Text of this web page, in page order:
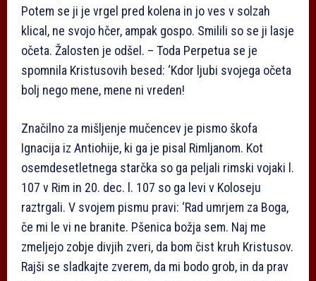
Potem se ji je vrgel pred kolena in jo ves v solzah
klical, ne svojo hčer, ampak gospo. Smilili so se ji lasje
očeta. Žalosten je odšel. – Toda Perpetua se je
spomnila Kristusovih besed: ‘Kdor ljubi svojega očeta
bolj nego mene, mene ni vreden!
Značilno za mišljenje mučencev je pismo škofa
Ignacija iz Antiohije, ki ga je pisal Rimljanom. Kot
osemdesetletnega starčka so ga peljali rimski vojaki l.
107 v Rim in 20. dec. l. 107 so ga levi v Koloseju
raztrgali. V svojem pismu pravi: ‘Rad umrjem za Boga,
če mi le vi ne branite. Pšenica božja sem. Naj me
zmeljejo zobje divjih zveri, da bom čist kruh Kristusov.
Rajši se sladkajte zverem, da mi bodo grob, in da prav